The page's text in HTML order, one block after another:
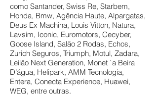
como Santander, Swiss Re, Starbem,
Honda, Bmw, Agência Haute, Alpargatas,
Deus Ex Machina, Louis Vitton, Natura,
Lavsim, Iconic, Euromotors, Cecyber,
Goose Island, Salão 2 Rodas, Echos,
Zurich Seguros, Triumph, Motul, Zadara,
Leilão Next Generation, Monet `a Beira
D’água, Helipark, AMM Tecnologia,
Entera, Conecta Experience, Huawei,
WEG, entre outras.